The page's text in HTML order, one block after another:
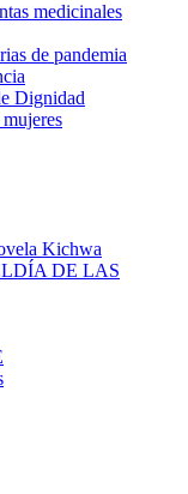
medicinales
de pandemia
Dignidad
Kichwa
DE LAS